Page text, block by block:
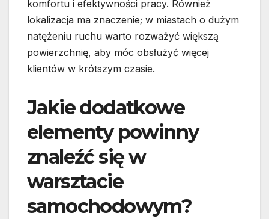
komfortu i efektywności pracy. Również
lokalizacja ma znaczenie; w miastach o dużym
natężeniu ruchu warto rozważyć większą
powierzchnię, aby móc obsłużyć więcej
klientów w krótszym czasie.
Jakie dodatkowe
elementy powinny
znaleźć się w
warsztacie
samochodowym?